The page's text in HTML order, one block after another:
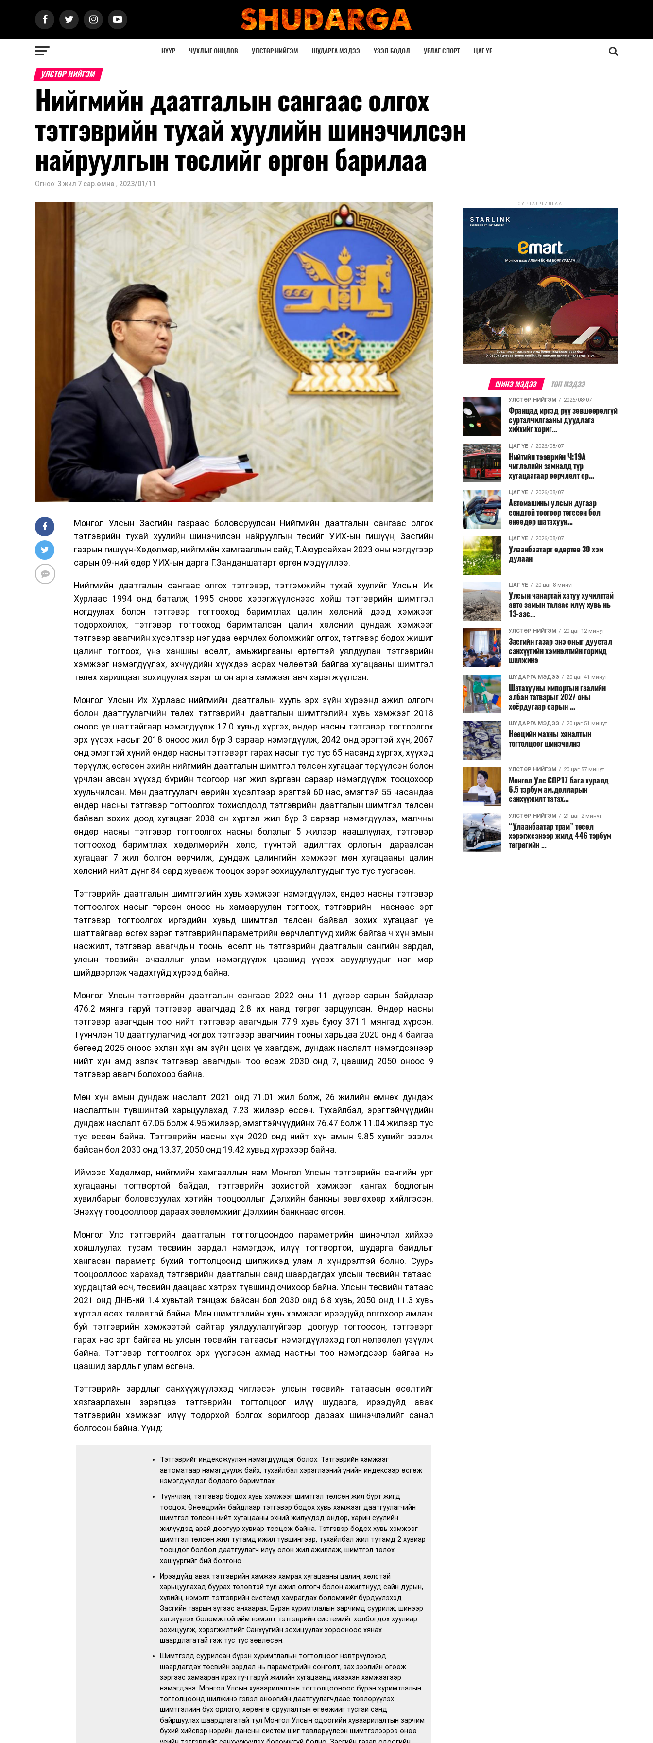
НҮҮР ЧУХЛЫГ ОНЦЛОВ УЛСТӨР НИЙГЭМ ШУДАРГА МЭДЭЭ ҮЗЭЛ БОДОЛ УРЛАГ СПОРТ ЦАГ ҮЕ
УЛСТӨР НИЙГЭМ
Нийгмийн даатгалын сангаас олгох
тэтгэврийн тухай хуулийн шинэчилсэн
найруулгын төслийг өргөн барилаа
Огноо: 3 жил 7 сар.өмнө , 2023/01/11
Монгол Улсын Засгийн газраас боловсруулсан Нийгмийн даатгалын сангаас олгох
тэтгэврийн тухай хуулийн шинэчилсэн найруулгын төсийг УИХ-ын гишүүн, Засгийн
газрын гишүүн-Хөдөлмөр, нийгмийн хамгааллын сайд Т.Аюурсайхан 2023 оны нэгдүгээр
сарын 09-ний өдөр УИХ-ын дарга Г.Занданшатарт өргөн мэдүүллээ.
Нийгмийн даатгалын сангаас олгох тэтгэвэр, тэтгэмжийн тухай хуулийг Улсын Их
Хурлаас 1994 онд баталж, 1995 оноос хэрэгжүүлснээс хойш тэтгэврийн шимтгэл
ногдуулах болон тэтгэвэр тогтооход баримтлах цалин хөлсний дээд хэмжээг
тодорхойлох, тэтгэвэр тогтооход баримталсан цалин хөлсний дундаж хэмжээг
тэтгэвэр авагчийн хүсэлтээр нэг удаа өөрчлөх боломжийг олгох, тэтгэвэр бодох жишиг
цалинг тогтоох, үнэ ханшны өсөлт, амьжиргааны өртөгтэй уялдуулан тэтгэврийн
хэмжээг нэмэгдүүлэх, эхчүүдийн хүүхдээ асрах чөлөөтэй байгаа хугацааны шимтгэл
төлөх харилцааг зохицуулах зэрэг олон арга хэмжээг авч хэрэгжүүлсэн.
Монгол Улсын Их Хурлаас нийгмийн даатгалын хууль эрх зүйн хүрээнд ажил олгогч
болон даатгуулагчийн төлөх тэтгэврийн даатгалын шимтгэлийн хувь хэмжээг 2018
оноос үе шаттайгаар нэмэгдүүлж 17.0 хувьд хүргэх, өндөр насны тэтгэвэр тогтоолгох
эрх үүсэх насыг 2018 оноос жил бүр 3 сараар нэмэгдүүлж, 2042 онд эрэгтэй хүн, 2067
онд эмэгтэй хүний өндөр насны тэтгэвэрт гарах насыг тус тус 65 насанд хүргэх, хүүхэд
төрүүлж, өсгөсөн эхийн нийгмийн даатгалын шимтгэл төлсөн хугацааг төрүүлсэн болон
үрчлэн авсан хүүхэд бүрийн тоогоор нэг жил зургаан сараар нэмэгдүүлж тооцохоор
хуульчилсан. Мөн даатгуулагч өөрийн хүсэлтээр эрэгтэй 60 нас, эмэгтэй 55 насандаа
өндөр насны тэтгэвэр тогтоолгох тохиолдолд тэтгэврийн даатгалын шимтгэл төлсөн
байвал зохих доод хугацааг 2038 он хүртэл жил бүр 3 сараар нэмэгдүүлэх, малчны
өндөр насны тэтгэвэр тогтоолгох насны болзлыг 5 жилээр наашлуулах, тэтгэвэр
тогтооход баримтлах хөдөлмөрийн хөлс, түүнтэй адилтгах орлогын дараалсан
хугацааг 7 жил болгон өөрчилж, дундаж цалингийн хэмжээг мөн хугацааны цалин
хөлсний нийт дүнг 84 сард хувааж тооцох зэрэг зохицуулалтуудыг тус тус тусгасан.
Тэтгэврийн даатгалын шимтгэлийн хувь хэмжээг нэмэгдүүлэх, өндөр насны тэтгэвэр
тогтоолгох насыг төрсөн оноос нь хамааруулан тогтоох, тэтгэврийн наснаас эрт
тэтгэвэр тогтоолгох иргэдийн хувьд шимтгэл төлсөн байвал зохих хугацааг үе
шаттайгаар өсгөх зэрэг тэтгэврийн параметрийн өөрчлөлтүүд хийж байгаа ч хүн амын
насжилт, тэтгэвэр авагчдын тооны өсөлт нь тэтгэврийн даатгалын сангийн зардал,
улсын төсвийн ачааллыг улам нэмэгдүүлж цаашид үүсэх асуудлуудыг нэг мөр
шийдвэрлэж чадахгүйд хүрээд байна.
Монгол Улсын тэтгэврийн даатгалын сангаас 2022 оны 11 дүгээр сарын байдлаар
476.2 мянга гаруй тэтгэвэр авагчдад 2.8 их наяд төгрөг зарцуулсан. Өндөр насны
тэтгэвэр авагчдын тоо нийт тэтгэвэр авагчдын 77.9 хувь буюу 371.1 мянгад хүрсэн.
Түүнчлэн 10 даатгуулагчид ногдох тэтгэвэр авагчийн тооны харьцаа 2020 онд 4 байгаа
бөгөөд 2025 оноос эхлэн хүн ам зүйн цонх үе хаагдаж, дундаж наслалт нэмэгдсэнээр
нийт хүн амд эзлэх тэтгэвэр авагчдын тоо өсөж 2030 онд 7, цаашид 2050 оноос 9
тэтгэвэр авагч болохоор байна.
Мөн хүн амын дундаж наслалт 2021 онд 71.01 жил болж, 26 жилийн өмнөх дундаж
наслалтын түвшинтэй харьцуулахад 7.23 жилээр өссөн. Тухайлбал, эрэгтэйчүүдийн
дундаж наслалт 67.05 болж 4.95 жилээр, эмэгтэйчүүдийнх 76.47 болж 11.04 жилээр тус
тус өссөн байна. Тэтгэврийн насны хүн 2020 онд нийт хүн амын 9.85 хувийг эзэлж
байсан бол 2030 онд 13.37, 2050 онд 19.42 хувьд хүрэхээр байна.
Иймээс Хөдөлмөр, нийгмийн хамгааллын яам Монгол Улсын тэтгэврийн сангийн урт
хугацааны тогтвортой байдал, тэтгэврийн зохистой хэмжээг хангах бодлогын
хувилбарыг боловсруулах хэтийн тооцооллыг Дэлхийн банкны зөвлөхөөр хийлгэсэн.
Энэхүү тооцооллоор дараах зөвлөмжийг Дэлхийн банкнаас өгсөн.
Монгол Улс тэтгэврийн даатгалын тогтолцоондоо параметрийн шинэчлэл хийхээ
хойшлуулах тусам төсвийн зардал нэмэгдэж, илүү тогтвортой, шударга байдлыг
хангасан параметр бүхий тогтолцоонд шилжихэд улам л хүндрэлтэй болно. Суурь
тооцооллоос харахад тэтгэврийн даатгалын санд шаардагдах улсын төсвийн татаас
хурдацтай өсч, төсвийн даацаас хэтрэх түвшинд очихоор байна. Улсын төсвийн татаас
2021 онд ДНБ-ий 1.4 хувьтай тэнцэж байсан бол 2030 онд 6.8 хувь, 2050 онд 11.3 хувь
хүртэл өсөх төлөвтэй байна. Мөн шимтгэлийн хувь хэмжээг ирээдүйд олгохоор амлаж
буй тэтгэврийн хэмжээтэй сайтар уялдуулалгүйгээр доогуур тогтоосон, тэтгэвэрт
гарах нас эрт байгаа нь улсын төсвийн татаасыг нэмэгдүүлэхэд гол нөлөөлөл үзүүлж
байна. Тэтгэвэр тогтоолгох эрх үүсгэсэн ахмад настны тоо нэмэгдсээр байгаа нь
цаашид зардлыг улам өсгөнө.
Тэтгэврийн зардлыг санхүүжүүлэхэд чиглэсэн улсын төсвийн татаасын өсөлтийг
хязгаарлахын зэрэгцээ тэтгэврийн тогтолцоог илүү шударга, ирээдүйд авах
тэтгэврийн хэмжээг илүү тодорхой болгох зорилгоор дараах шинэчлэлийг санал
болгосон байна. Үүнд:
Тэтгэврийг индексжүүлэн нэмэгдүүлдэг болох: Тэтгэврийн хэмжээг
автоматаар нэмэгдүүлж байх, тухайлбал хэрэглээний үнийн индексээр өсгөж
нэмэгдүүлдэг бодлого баримтлах
Түүнчлэн, тэтгэвэр бодох хувь хэмжээг шимтгэл төлсөн жил бүрт жигд
тооцох: Өнөөдрийн байдлаар тэтгэвэр бодох хувь хэмжээг даатгуулагчийн
шимтгэл төлсөн нийт хугацааны эхний жилүүдэд өндөр, харин сүүлийн
жилүүдэд арай доогуур хувиар тооцож байна. Тэтгэвэр бодох хувь хэмжээг
шимтгэл төлсөн жил тутамд ижил түвшингээр, тухайлбал жил тутамд 2 хувиар
тооцдог болбол даатгуулагч илүү олон жил ажиллаж, шимтгэл төлөх
хөшүүргийг бий болгоно.
Ирээдүйд авах тэтгэврийн хэмжээ хамрах хугацааны цалин, хөлстэй
харьцуулахад буурах төлөвтэй тул ажил олгогч болон ажилтнууд сайн дурын,
хувийн, нэмэлт тэтгэврийн системд хамрагдах боломжийг бүрдүүлэхэд
Засгийн газрын зүгээс анхаарах: Бүрэн хуримтлалын зарчимд суурилж, шинээр
хөгжүүлэх боломжтой ийм нэмэлт тэтгэврийн системийг холбогдох хуулиар
зохицуулж, хэрэгжилтийг Санхүүгийн зохицуулах хорооноос хянах
шаардлагатай гэж тус тус зөвлөсөн.
Шимтгэлд суурилсан бүрэн хуримтлалын тогтолцоог нэвтрүүлэхэд
шаардагдах төсвийн зардал нь параметрийн сонголт, зах зээлийн өгөөж
зэргээс хамааран ирэх гуч гаруй жилийн хугацаанд ихээхэн хэмжээгээр
нэмэгдэнэ: Монгол Улсын хуваарилалтын тогтолцооноос бүрэн хуримтлалын
тогтолцоонд шилжинэ гэвэл өнөөгийн даатгуулагчдаас төвлөрүүлэх
шимтгэлийн бүх орлого, хөрөнгө оруулалтын өгөөжийг тусгай санд
байршуулах шаардлагатай тул Монгол Улсын одоогийн хуваарилалтын зарчим
бүхий хийсвэр нэрийн дансны систем шиг төвлөрүүлсэн шимтгэлээрээ өнөө
СУРТАЛЧИЛГАА
ШИНЭ МЭДЭЭ ТОП МЭДЭЭ
УЛСТӨР НИЙГЭМ 2026/08/07
Францад иргэд рүү зөвшөөрөлгүй
сурталчилгааны дуудлага
хийхийг хориг...
ЦАГ ҮЕ 2026/08/07
Нийтийн тээврийн Ч:19А
чиглэлийн замналд түр
хугацаагаар өөрчлөлт ор...
ЦАГ ҮЕ 2026/08/07
Автомашины улсын дугаар
сондгой тоогоор төгссөн бол
өнөөдөр шатахуун...
ЦАГ ҮЕ 2026/08/07
Улаанбаатарт өдөртөө 30 хэм
дулаан
ЦАГ ҮЕ 20 цаг 8 минут
Улсын чанартай хатуу хучилттай
авто замын талаас илүү хувь нь
13-аас...
УЛСТӨР НИЙГЭМ 20 цаг 12 минут
Засгийн газар энэ оныг дуустал
санхүүгийн хэмнэлтийн горимд
шилжинэ
ШУДАРГА МЭДЭЭ 20 цаг 41 минут
Шатахууны импортын гаалийн
албан татварыг 2027 оны
хоёрдугаар сарын ...
ШУДАРГА МЭДЭЭ 20 цаг 51 минут
Нөөцийн махны хяналтын
тогтолцоог шинэчилнэ
УЛСТӨР НИЙГЭМ 20 цаг 57 минут
Монгол Улс COP17 бага хуралд
6.5 тэрбум ам.долларын
санхүүжилт татах...
УЛСТӨР НИЙГЭМ 21 цаг 2 минут
“Улаанбаатар трам” төсөл
хэрэгжсэнээр жилд 446 тэрбум
төгрөгийн ...